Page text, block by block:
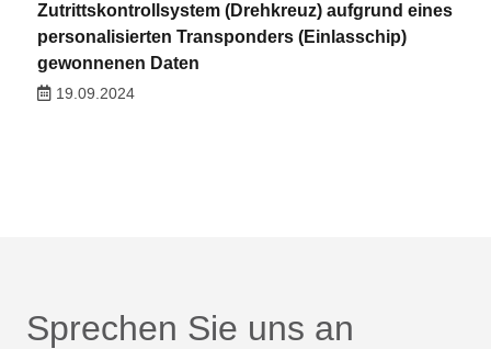
Zutrittskontrollsystem (Drehkreuz) aufgrund eines
personalisierten Transponders (Einlasschip)
gewonnenen Daten
19.09.2024
Sprechen Sie uns an